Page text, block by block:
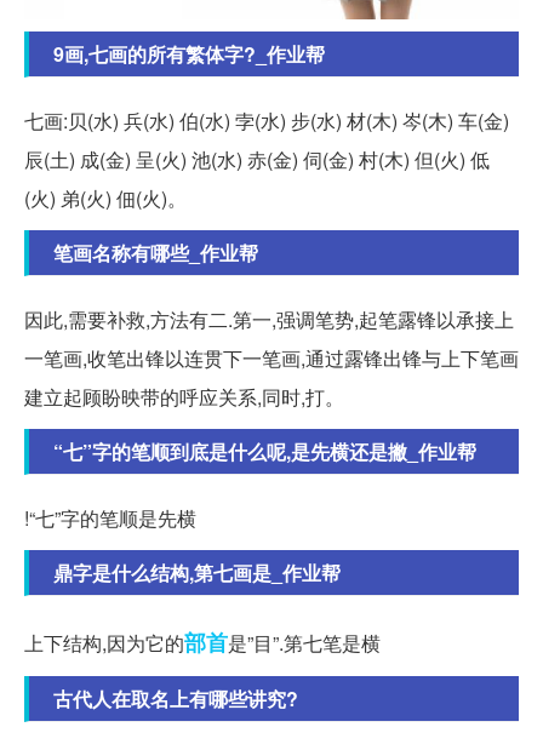
9画,七画的所有繁体字?_作业帮
七画:贝(水) 兵(水) 伯(水) 孛(水) 步(水) 材(木) 岑(木) 车(金)
辰(土) 成(金) 呈(火) 池(水) 赤(金) 伺(金) 村(木) 但(火) 低
(火) 弟(火) 佃(火)。
笔画名称有哪些_作业帮
因此,需要补救,方法有二.第一,强调笔势,起笔露锋以承接上
一笔画,收笔出锋以连贯下一笔画,通过露锋出锋与上下笔画
建立起顾盼映带的呼应关系,同时,打。
“七”字的笔顺到底是什么呢,是先横还是撇_作业帮
!“七”字的笔顺是先横
鼎字是什么结构,第七画是_作业帮
上下结构,因为它的部首是”目”.第七笔是横
古代人在取名上有哪些讲究?